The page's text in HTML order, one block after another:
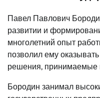
Павел Павлович
развитии и
многолетний опыт
позволил ему
решения, принимаемые
Бородин занимал